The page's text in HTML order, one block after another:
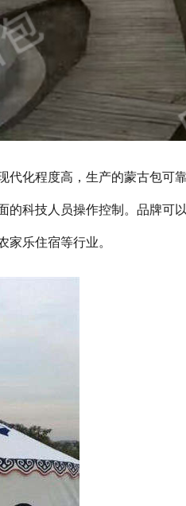
化程度高，生产的蒙古包
科技人员操作控制。品牌
乐住宿等行业。